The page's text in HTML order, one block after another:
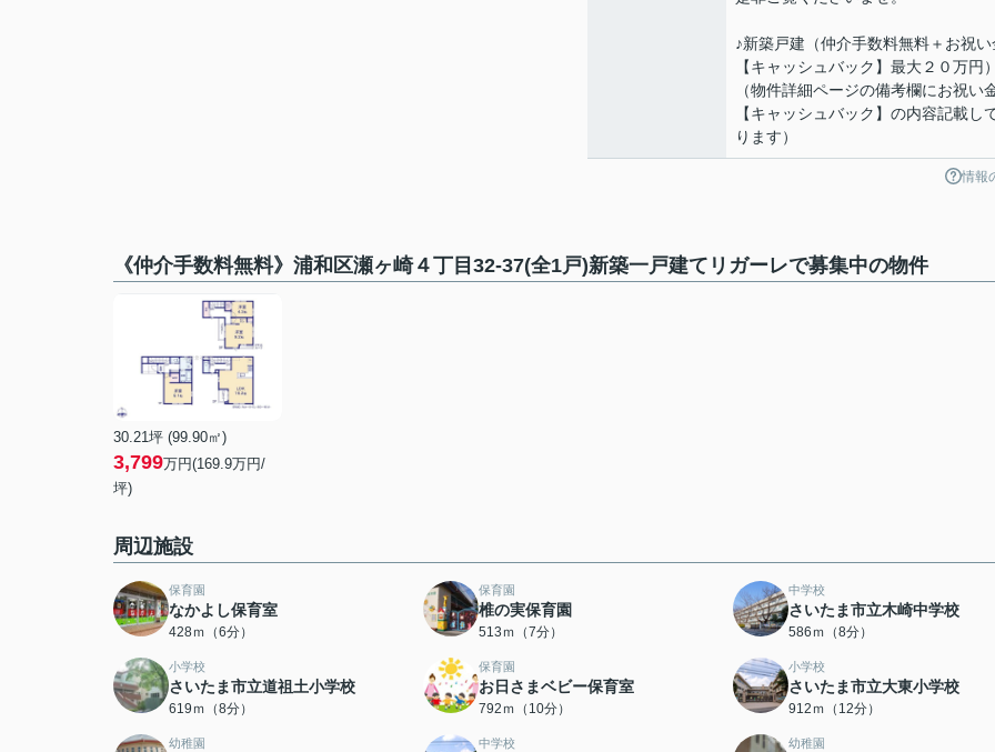
♪新築戸建（仲介手数料無料＋お祝い
【キャッシュバック】最大２０万円
（物件詳細ページの備考欄にお祝い
【キャッシュバック】の内容記載し
ります）
情報
《仲介手数料無料》浦和区瀬ヶ崎４丁目32-37(全1戸)新築一戸建てリガーレで募集中の物件
30.21坪 (99.90㎡)
3,799万円(169.9万円/
坪)
周辺施設
保育園
なかよし保育室
428ｍ（6分）
保育園
椎の実保育園
513ｍ（7分）
中学校
さいたま市立木崎中学校
586ｍ（8分）
小学校
さいたま市立道祖土小学校
619ｍ（8分）
保育園
お日さまベビー保育室
792ｍ（10分）
小学校
さいたま市立大東小学校
912ｍ（12分）
幼稚園 中学校 幼稚園